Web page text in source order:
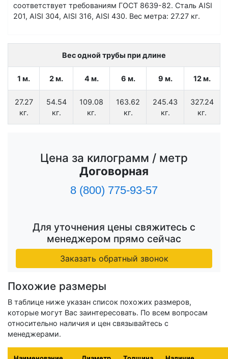
соответствует требованиям ГОСТ 8639-82. Сталь AISI
201, AISI 304, AISI 316, AISI 430. Вес метра: 27.27 кг.
Вес одной трубы при длине
1 м. 2 м. 4 м. 6 м. 9 м. 12 м.
27.27
кг.
54.54
кг.
109.08
кг.
163.62
кг.
245.43
кг.
327.24
кг.
Цена за килограмм / метр
Договорная
8 (800) 775-93-57
Для уточнения цены свяжитесь с
менеджером прямо сейчас
Заказать обратный звонок
Похожие размеры
В таблице ниже указан список похожих размеров,
которые могут Вас заинтересовать. По всем вопросам
относительно наличия и цен связывайтесь с
менеджерами.